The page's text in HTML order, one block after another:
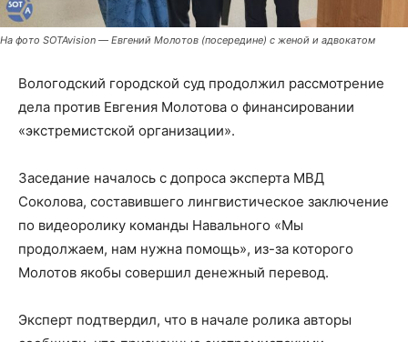
На фото SOTAvision — Евгений Молотов (посередине) с женой и адвокатом
Вологодский городской суд продолжил рассмотрение
дела против Евгения Молотова о финансировании
«экстремистской организации».
Заседание началось с допроса эксперта МВД
Соколова, составившего лингвистическое заключение
по видеоролику команды Навального «Мы
продолжаем, нам нужна помощь», из-за которого
Молотов якобы совершил денежный перевод.
Эксперт подтвердил, что в начале ролика авторы